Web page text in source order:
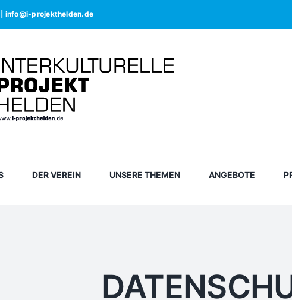
| info@i-projekthelden.de
DER VEREIN UNSERE THEMEN ANGEBOTE